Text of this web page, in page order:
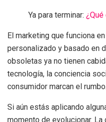
Ya para terminar:
El marketing que funciona
personalizado y basado en
obsoletas ya no tienen
tecnología, la conciencia
consumidor marcan el rumbo.
Si aún estás aplicando
momento de evolucionar.